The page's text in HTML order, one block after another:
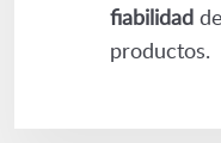
fiabilidad
productos.